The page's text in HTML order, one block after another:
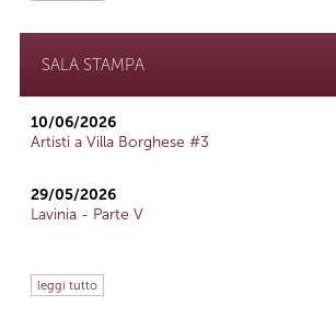
SALA STAMPA
10/06/2026
Artisti a Villa Borghese #3
29/05/2026
Lavinia - Parte V
leggi tutto